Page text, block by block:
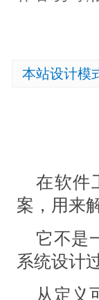
本站设计模
在软件
案，用来
它不是
系统设计
从定义